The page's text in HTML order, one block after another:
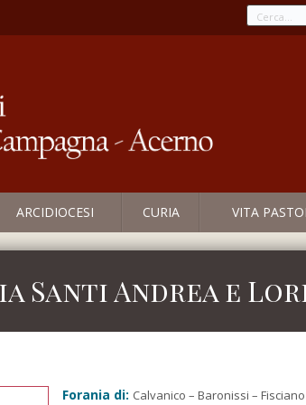
ARCIDIOCESI CURIA VITA
Santi Andrea e
Forania di: Calvanico – Baronissi –